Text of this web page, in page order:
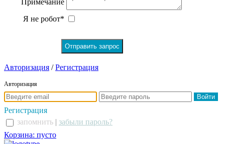
Примечание
Я не робот*
Авторизация /Регистрация
Авторизация
Регистрация
запомнить
забыли пароль?
Корзина: пусто